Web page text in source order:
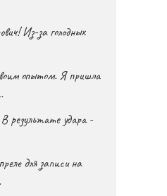
Из-за голодных
опытом. Я пришла
результате удара -
для записи на